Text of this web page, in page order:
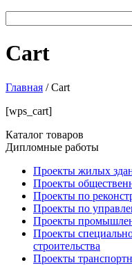
Cart
Главная / Cart
[wps_cart]
Каталог товаров
Дипломные работы
Проекты жилых
Проекты
Проекты по
Проекты по
Проекты
Проекты
строительства
Проекты